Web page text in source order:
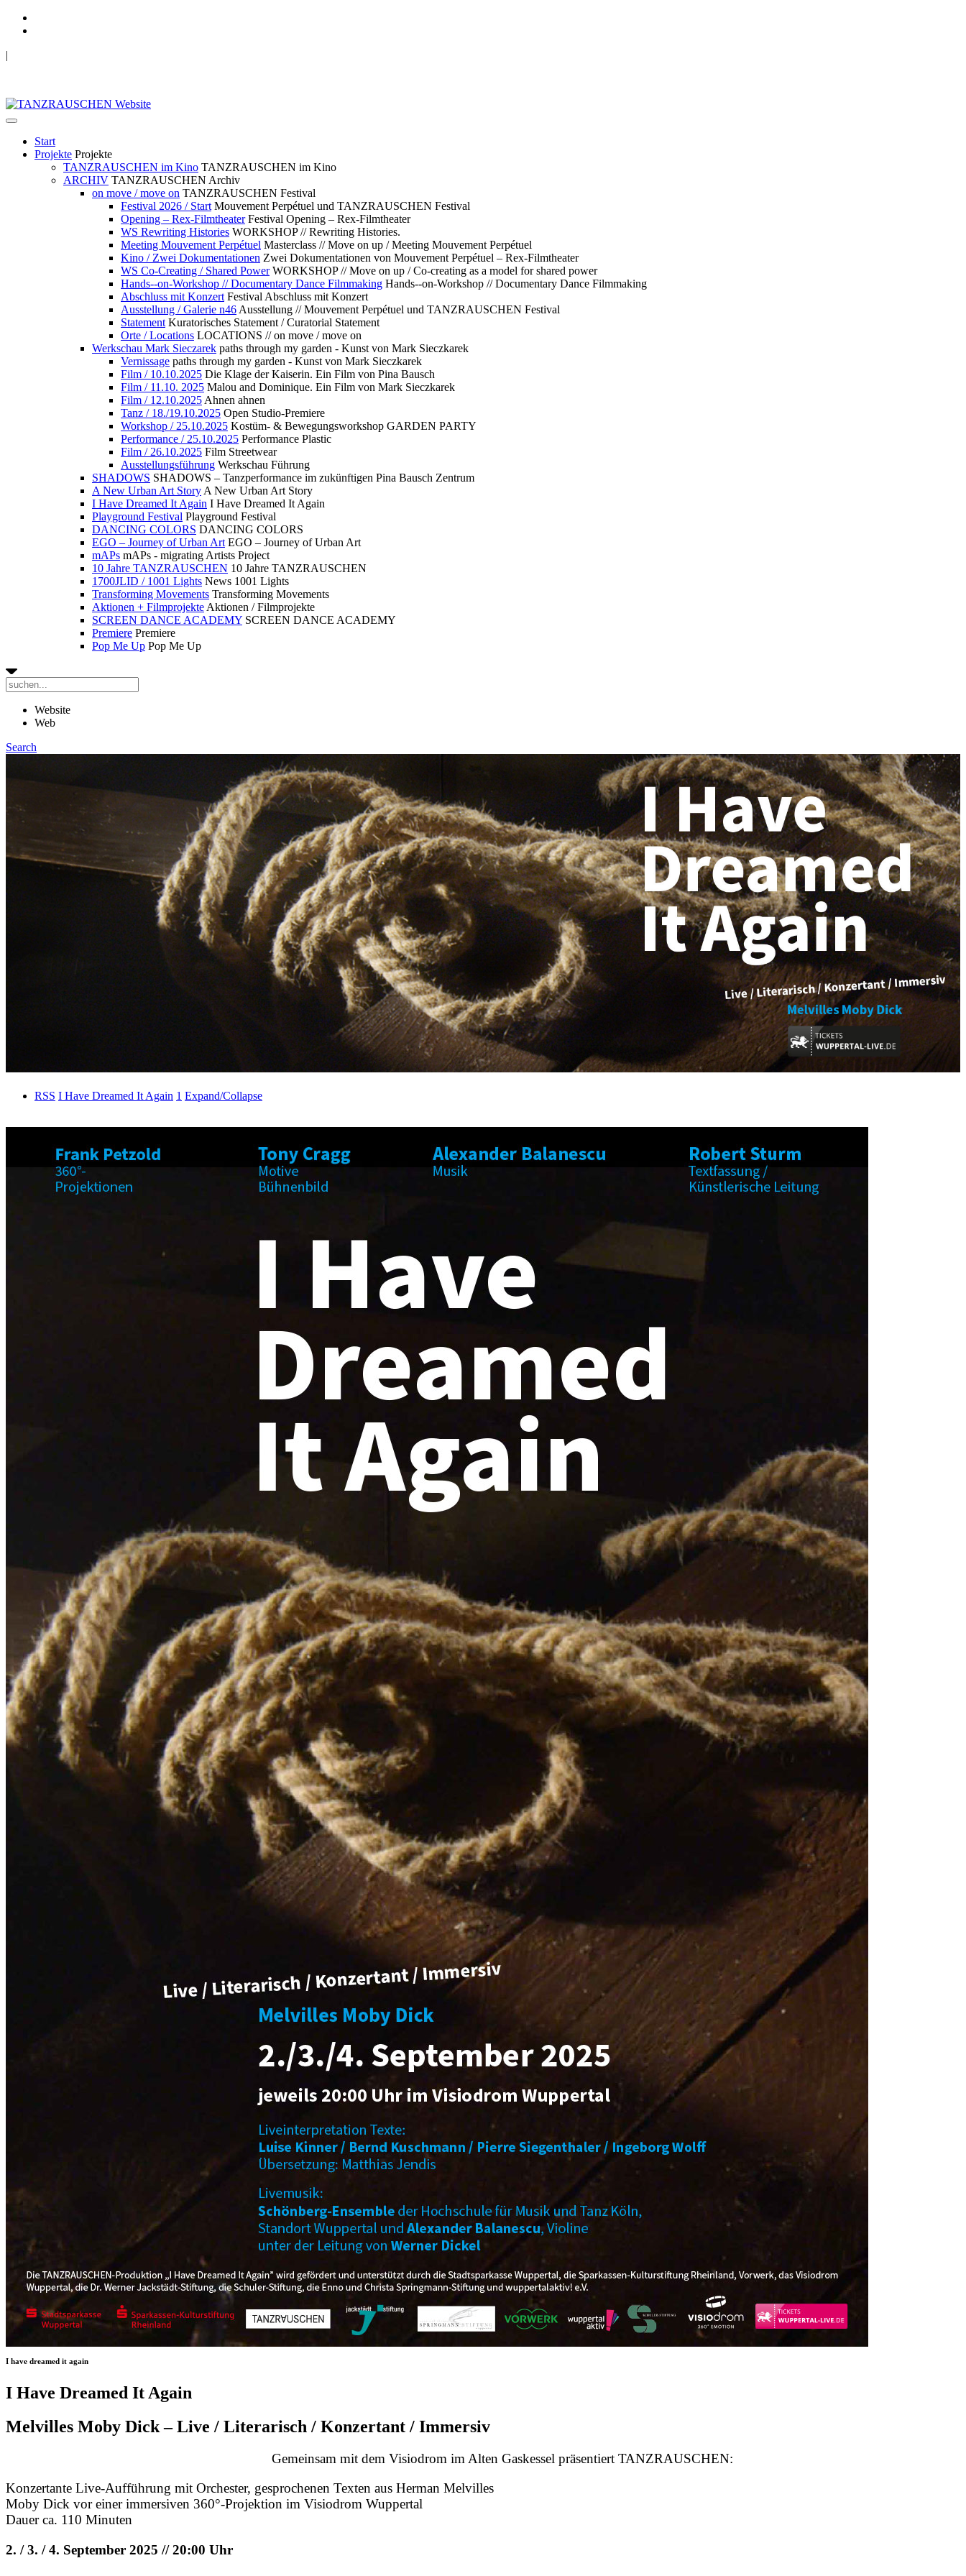
|
Start
Projekte Projekte
TANZRAUSCHEN im Kino TANZRAUSCHEN im Kino
ARCHIV TANZRAUSCHEN Archiv
on move / move on TANZRAUSCHEN Festival
Festival 2026 / Start Mouvement Perpétuel und TANZRAUSCHEN Festival
Opening – Rex-Filmtheater Festival Opening – Rex-Filmtheater
WS Rewriting Histories WORKSHOP // Rewriting Histories.
Meeting Mouvement Perpétuel Masterclass // Move on up / Meeting Mouvement Perpétuel
Kino / Zwei Dokumentationen Zwei Dokumentationen von Mouvement Perpétuel – Rex-Filmtheater
WS Co-Creating / Shared Power WORKSHOP // Move on up / Co-creating as a model for shared power
Hands--on-Workshop // Documentary Dance Filmmaking Hands--on-Workshop // Documentary Dance Filmmaking
Abschluss mit Konzert Festival Abschluss mit Konzert
Ausstellung / Galerie n46 Ausstellung // Mouvement Perpétuel und TANZRAUSCHEN Festival
Statement Kuratorisches Statement / Curatorial Statement
Orte / Locations LOCATIONS // on move / move on
Werkschau Mark Sieczarek paths through my garden - Kunst von Mark Sieczkarek
Vernissage paths through my garden - Kunst von Mark Sieczkarek
Film / 10.10.2025 Die Klage der Kaiserin. Ein Film von Pina Bausch
Film / 11.10. 2025 Malou and Dominique. Ein Film von Mark Sieczkarek
Film / 12.10.2025 Ahnen ahnen
Tanz / 18./19.10.2025 Open Studio-Premiere
Workshop / 25.10.2025 Kostüm- & Bewegungsworkshop GARDEN PARTY
Performance / 25.10.2025 Performance Plastic
Film / 26.10.2025 Film Streetwear
Ausstellungsführung Werkschau Führung
SHADOWS SHADOWS – Tanzperformance im zukünftigen Pina Bausch Zentrum
A New Urban Art Story A New Urban Art Story
I Have Dreamed It Again I Have Dreamed It Again
Playground Festival Playground Festival
DANCING COLORS DANCING COLORS
EGO – Journey of Urban Art EGO – Journey of Urban Art
mAPs mAPs - migrating Artists Project
10 Jahre TANZRAUSCHEN 10 Jahre TANZRAUSCHEN
1700JLID / 1001 Lights News 1001 Lights
Transforming Movements Transforming Movements
Aktionen + Filmprojekte Aktionen / Filmprojekte
SCREEN DANCE ACADEMY SCREEN DANCE ACADEMY
Premiere Premiere
Pop Me Up Pop Me Up
Website
Web
Search
RSS I Have Dreamed It Again 1 Expand/Collapse
I have dreamed it again
I Have Dreamed It Again
Melvilles Moby Dick – Live / Literarisch / Konzertant / Immersiv
Gemeinsam mit dem Visiodrom im Alten Gaskessel präsentiert TANZRAUSCHEN:
Konzertante Live-Aufführung mit Orchester, gesprochenen Texten aus Herman Melvilles
Moby Dick vor einer immersiven 360°-Projektion im Visiodrom Wuppertal
Dauer ca. 110 Minuten
2. / 3. / 4. September 2025 // 20:00 Uhr